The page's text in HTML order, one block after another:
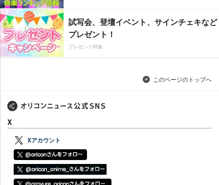
試写会、登壇イベント、サインチェキなど
プレゼント！
プレゼント特集
このページのトップへ
X
Xアカウント